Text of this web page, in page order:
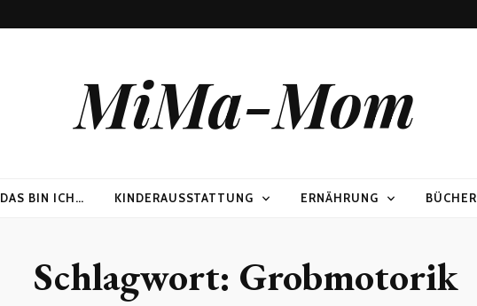
MiMa-Mom
DAS BIN ICH… KINDERAUSSTATTUNG ERNÄHRUNG BÜCHER
Schlagwort: Grobmotorik